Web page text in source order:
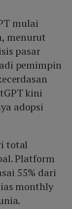
mulai
menurut
pasar
pemimpin
kini
adopsi
total
Platform
55% dari
monthly